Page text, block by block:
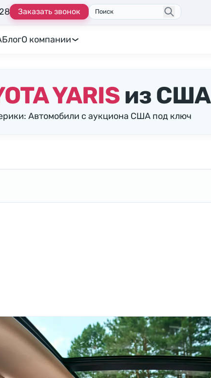
Заказать звонок Поиск
БлогО компании
YARISиз США
Автомобили с аукциона США под ключ